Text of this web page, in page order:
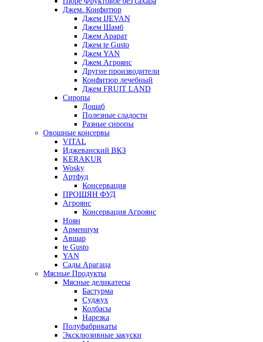
Джем. Конфитюр
Джем IJEVAN
Джем Шамб
Джем Арарат
Джем te Gusto
Джем YAN
Джем Агроянс
Другие производители
Конфитюр лечебный
Джем FRUIT LAND
Сиропы
Дошаб
Полезные сладости
Разные сиропы
Овощные консервы
VITAL
Иджеванский ВКЗ
KERAKUR
Wosky
Артфуд
Консервация
ПРОШЯН ФУД
Агроянс
Консервация Агроянс
Ноян
Армениум
Авшар
te Gusto
YAN
Сады Арагаца
Мясные Продукты
Мясные деликатесы
Бастурма
Суджух
Колбасы
Нарезка
Полуфабрикаты
Эксклюзивные закуски